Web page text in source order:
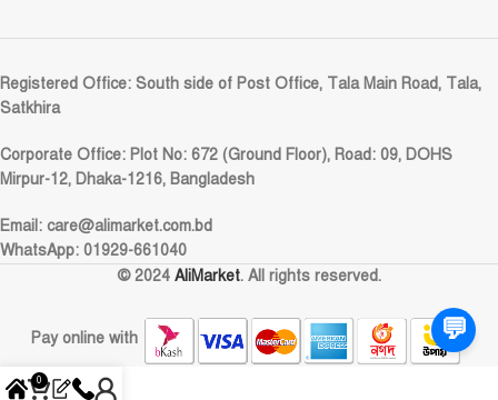
Registered Office: South side of Post Office, Tala Main Road, Tala,
Satkhira
Corporate Office: Plot No: 672 (Ground Floor), Road: 09, DOHS
Mirpur-12, Dhaka-1216, Bangladesh
Email: care@alimarket.com.bd
WhatsApp: 01929-661040
© 2024 AliMarket. All rights reserved.
Pay online with 💬
0